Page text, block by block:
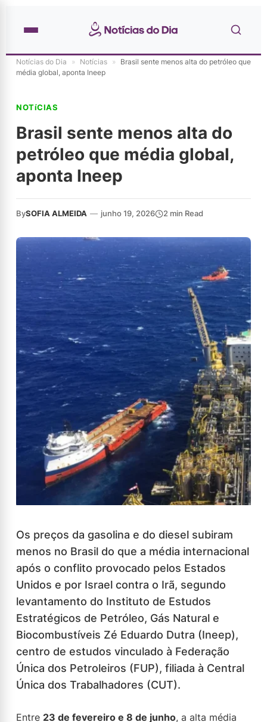
Notícias do Dia » Notícias » Brasil sente menos alta do petróleo que
média global, aponta Ineep
NOTíCIAS
Brasil sente menos alta do
petróleo que média global,
aponta Ineep
BySOFIA ALMEIDA — junho 19, 2026 2 min Read
Os preços da gasolina e do diesel subiram
menos no Brasil do que a média internacional
após o conflito provocado pelos Estados
Unidos e por Israel contra o Irã, segundo
levantamento do Instituto de Estudos
Estratégicos de Petróleo, Gás Natural e
Biocombustíveis Zé Eduardo Dutra (Ineep),
centro de estudos vinculado à Federação
Única dos Petroleiros (FUP), filiada à Central
Única dos Trabalhadores (CUT).
Entre 23 de fevereiro e 8 de junho, a alta média